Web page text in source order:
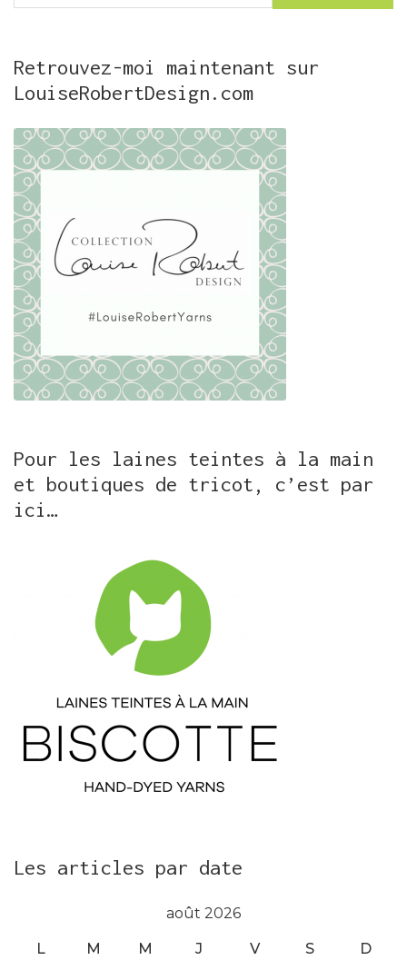
Retrouvez-moi maintenant sur
LouiseRobertDesign.com
Pour les laines teintes à la main
et boutiques de tricot, c’est par
ici…
Les articles par date
août 2026
L M M J V S D